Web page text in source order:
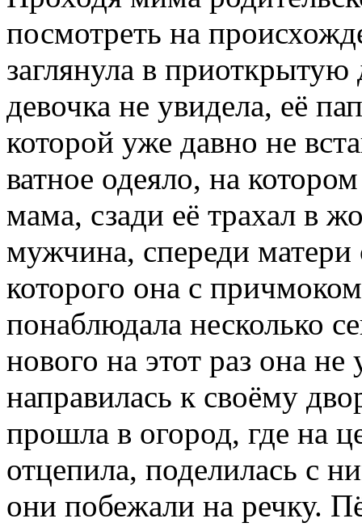
посмотреть на
заглянула в приоткрытую
девочка не увидела, её
которой уже давно не
ватное одеяло, на
мама, сзади её трахал в
мужчина, спереди
которого она с
понаблюдала несколько
нового на этот раз она не
направилась к своёму
прошла в огород, где на
отцепила, поделилась с
они побежали на речку.